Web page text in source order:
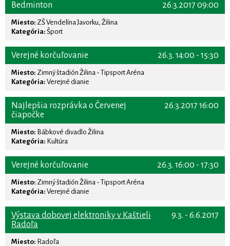
26.3.2017 09:00
Bedminton
Miesto: ZŠ Vendelína Javorku, Žilina
Kategória: Šport
26.3. 14:00 - 15:30
Verejné korčuľovanie
Miesto: Zimný štadión Žilina - Tipsport Aréna
Kategória: Verejné dianie
26.3.2017 16:00
Najlepšia rozprávka o Červenej
čiapočke
Miesto: Bábkové divadlo Žilina
Kategória: Kultúra
26.3. 16:00 - 17:30
Verejné korčuľovanie
Miesto: Zimný štadión Žilina - Tipsport Aréna
Kategória: Verejné dianie
9.3. - 6.6.2017
Výstava dobovej elektroniky v Kaštieli
Radoľa
Miesto: Radoľa